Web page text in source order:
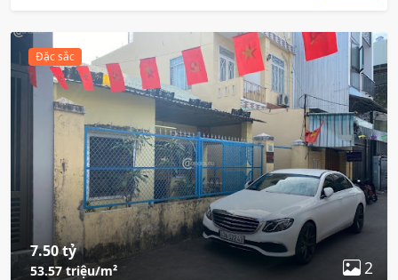
Đặc sắc
7.50 tỷ
53.57 triệu/m² 2